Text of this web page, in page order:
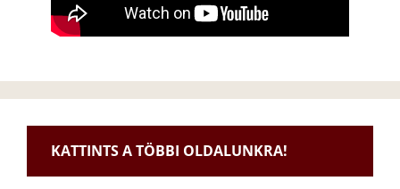
KATTINTS A TÖBBI OLDALUNKRA!